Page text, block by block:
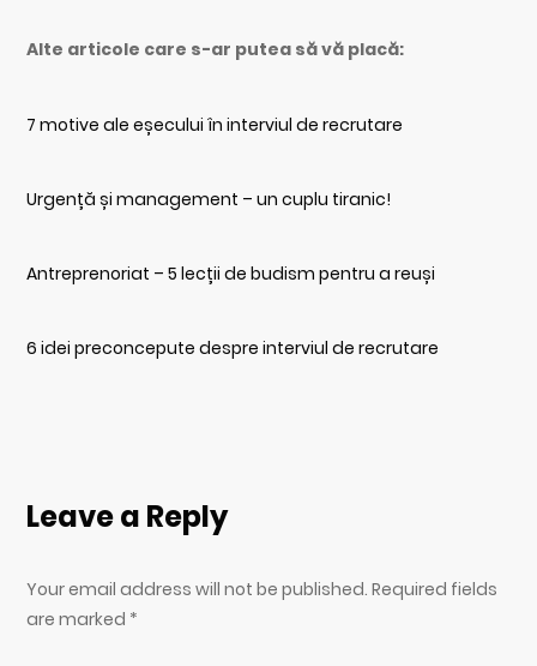
Alte articole care s-ar putea să vă placă:
7 motive ale eșecului în interviul de recrutare
Urgență și management – un cuplu tiranic!
Antreprenoriat – 5 lecții de budism pentru a reuși
6 idei preconcepute despre interviul de recrutare
Leave a Reply
Your email address will not be published. Required fields
are marked *